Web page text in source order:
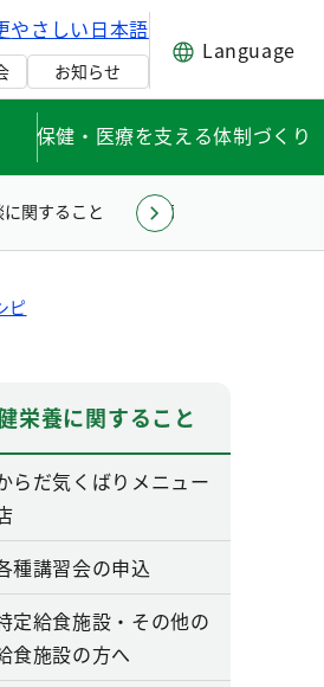
やさしい日本語
お知らせ
Language
保健・医療を支える体制づくり
関すること 薬事衛生に関すること
ピ
栄養に関すること
らだ気くばりメニュー
種講習会の申込
定給食施設・その他の
食施設の方へ